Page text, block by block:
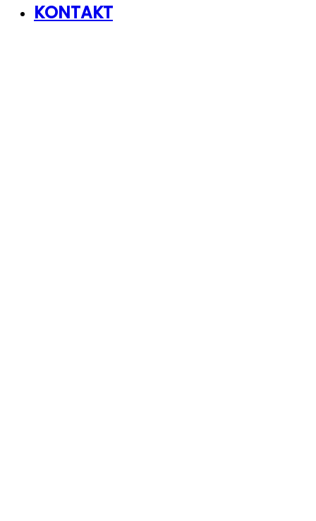
KONTAKT